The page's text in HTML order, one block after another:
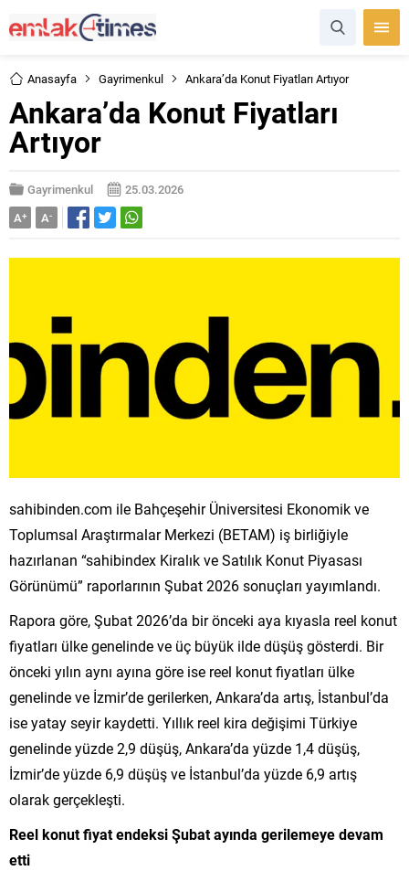
Anasayfa Gayrimenkul Ankara’da Konut Fiyatları Artıyor
Ankara’da Konut Fiyatları
Artıyor
Gayrimenkul
25.03.2026
A+ A-
sahibinden.com ile Bahçeşehir Üniversitesi Ekonomik ve
Toplumsal Araştırmalar Merkezi (BETAM) iş birliğiyle
hazırlanan “sahibindex Kiralık ve Satılık Konut Piyasası
Görünümü” raporlarının Şubat 2026 sonuçları yayımlandı.
Rapora göre, Şubat 2026’da bir önceki aya kıyasla reel konut
fiyatları ülke genelinde ve üç büyük ilde düşüş gösterdi. Bir
önceki yılın aynı ayına göre ise reel konut fiyatları ülke
genelinde ve İzmir’de gerilerken, Ankara’da artış, İstanbul’da
ise yatay seyir kaydetti. Yıllık reel kira değişimi Türkiye
genelinde yüzde 2,9 düşüş, Ankara’da yüzde 1,4 düşüş,
İzmir’de yüzde 6,9 düşüş ve İstanbul’da yüzde 6,9 artış
olarak gerçekleşti.
Reel konut fiyat endeksi Şubat ayında gerilemeye devam
etti